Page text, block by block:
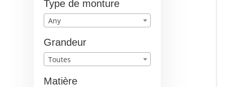
Type de monture
Any
Grandeur
Toutes
Matière